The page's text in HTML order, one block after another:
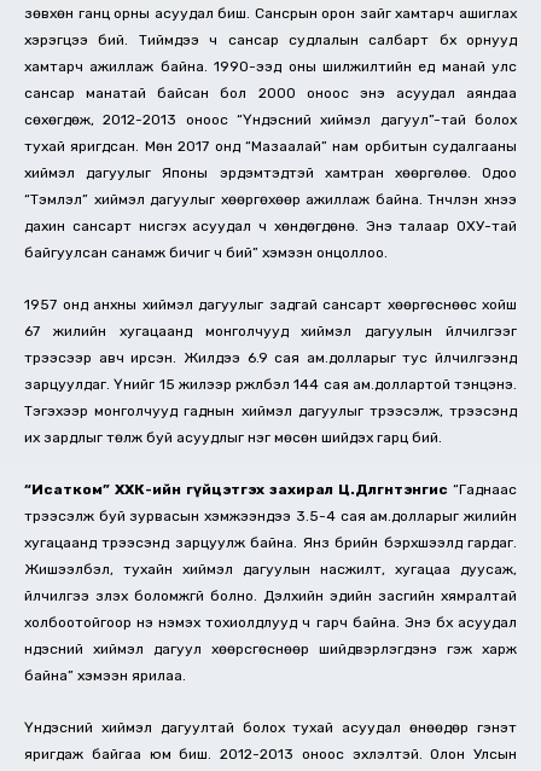
зөвхөн ганц орны асуудал биш. Сансрын орон зайг хамтарч ашиглах
хэрэгцээ бий. Тиймдээ ч сансар судлалын салбарт бүх орнууд
хамтарч ажиллаж байна. 1990-ээд оны шилжилтийн үед манай улс
сансар манатай байсан бол 2000 оноос энэ асуудал аяндаа
сөхөгдөж, 2012-2013 оноос “Үндэсний хиймэл дагуул”-тай болох
тухай яригдсан. Мөн 2017 онд “Мазаалай” нам орбитын судалгааны
хиймэл дагуулыг Японы эрдэмтэдтэй хамтран хөөргөлөө. Одоо
“Тэмүүлэл” хиймэл дагуулыг хөөргөхөөр ажиллаж байна. Түүнчлэн хүнээ
дахин сансарт нисгэх асуудал ч хөндөгдөнө. Энэ талаар ОХУ-тай
байгуулсан санамж бичиг ч бий” хэмээн онцоллоо.
1957 онд анхны хиймэл дагуулыг задгай сансарт хөөргөснөөс хойш
67 жилийн хугацаанд монголчууд хиймэл дагуулын үйлчилгээг
түрээсээр авч ирсэн. Жилдээ 6.9 сая ам.долларыг тус үйлчилгээнд
зарцуулдаг. Үүнийг 15 жилээр үржүүлбэл 144 сая ам.доллартой тэнцэнэ.
Тэгэхээр монголчууд гаднын хиймэл дагуулыг түрээсэлж, түрээсэнд
их зардлыг төлж буй асуудлыг нэг мөсөн шийдэх гарц бий.
“Исатком” ХХК-ийн гүйцэтгэх захирал Ц.Дөлгөөнтэнгис “Гаднаас
түрээсэлж буй зурвасын хэмжээндээ 3.5-4 сая ам.долларыг жилийн
хугацаанд түрээсэнд зарцуулж байна. Янз бүрийн бэрхшээлүүд гардаг.
Жишээлбэл, тухайн хиймэл дагуулын насжилт, хугацаа дуусаж,
үйлчилгээ үзүүлэх боломжгүй болно. Дэлхийн эдийн засгийн хямралтай
холбоотойгоор үнэ нэмэх тохиолдлууд ч гарч байна. Энэ бүх асуудал
үндэсний хиймэл дагуул хөөрсгөснөөр шийдвэрлэгдэнэ гэж харж
байна” хэмээн ярилаа.
Үндэсний хиймэл дагуултай болох тухай асуудал өнөөдөр гэнэт
яригдаж байгаа юм биш. 2012-2013 оноос эхлэлтэй. Олон Улсын